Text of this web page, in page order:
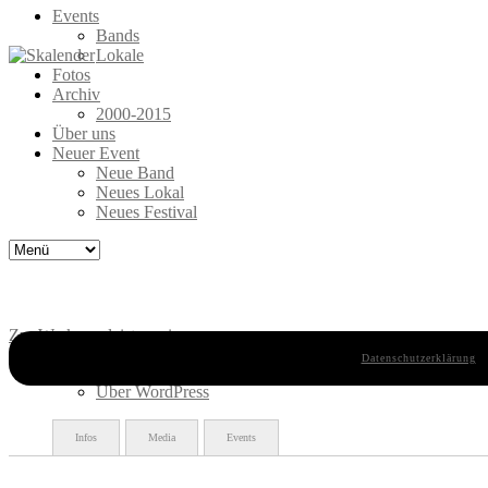
Events
Bands
Lokale
Fotos
Archiv
2000-2015
Über uns
Neuer Event
Neue Band
Neues Lokal
Neues Festival
Infos Media Events
Datenschutzerklärung
Zur Werkzeugleiste springen
Über WordPress